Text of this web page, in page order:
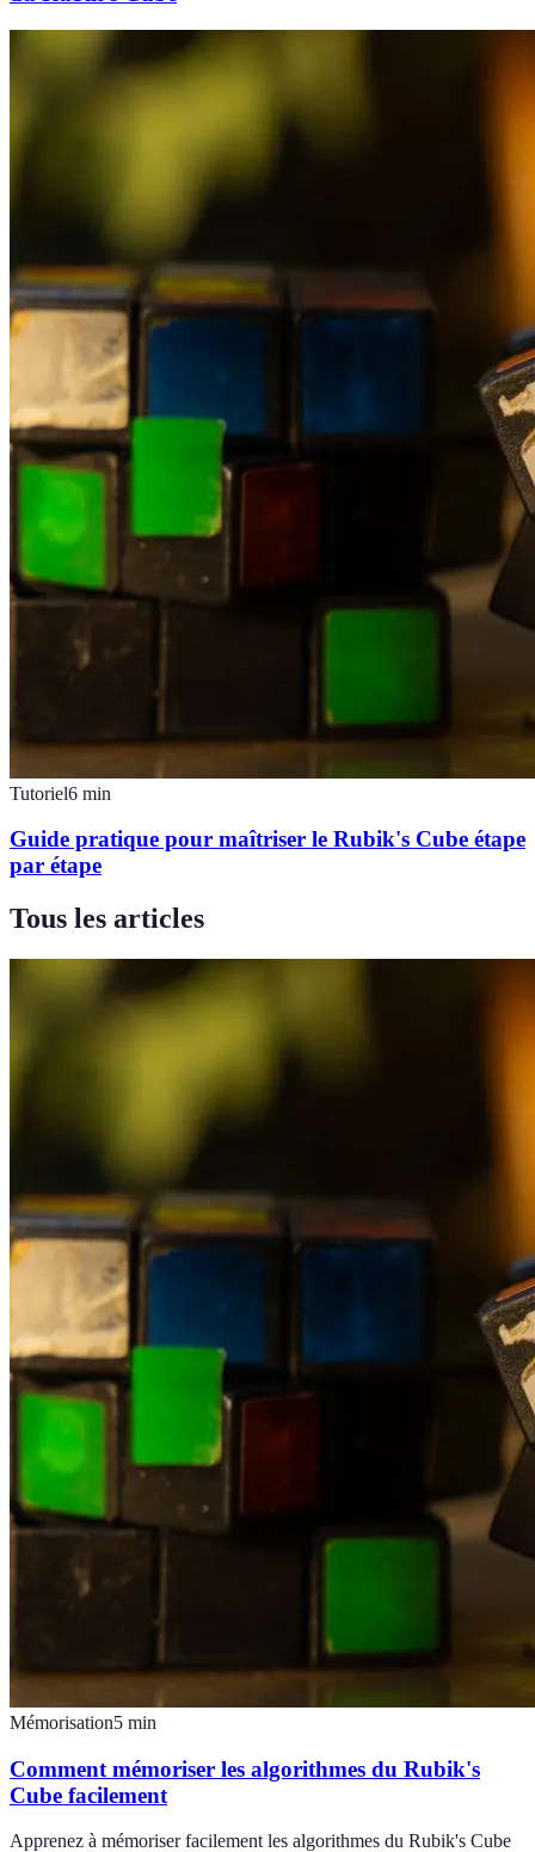
Tutoriel6 min
Guide pratique pour maîtriser le Rubik's Cube étape
par étape
Tous les articles
Mémorisation5 min
Comment mémoriser les algorithmes du Rubik's
Cube facilement
Apprenez à mémoriser facilement les algorithmes du Rubik's Cube